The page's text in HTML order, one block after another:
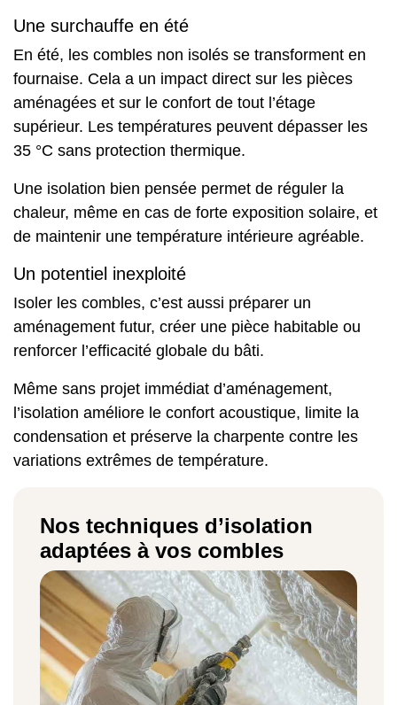
Une surchauffe en été
En été, les combles non isolés se transforment en
fournaise. Cela a un impact direct sur les pièces
aménagées et sur le confort de tout l’étage
supérieur. Les températures peuvent dépasser les
35 °C sans protection thermique.
Une isolation bien pensée permet de réguler la
chaleur, même en cas de forte exposition solaire, et
de maintenir une température intérieure agréable.
Un potentiel inexploité
Isoler les combles, c’est aussi préparer un
aménagement futur, créer une pièce habitable ou
renforcer l’efficacité globale du bâti.
Même sans projet immédiat d’aménagement,
l’isolation améliore le confort acoustique, limite la
condensation et préserve la charpente contre les
variations extrêmes de température.
Nos techniques d’isolation
adaptées à vos combles